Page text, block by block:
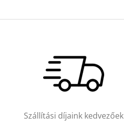
Szállítási díjaink kedvezőek